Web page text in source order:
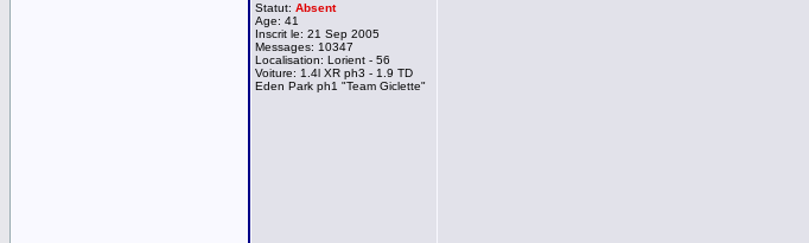
Statut: Absent
Age: 41
Inscrit le: 21 Sep 2005
Messages: 10347
Localisation: Lorient - 56
Voiture: 1.4l XR ph3 - 1.9 TD
Eden Park ph1 "Team Giclette"